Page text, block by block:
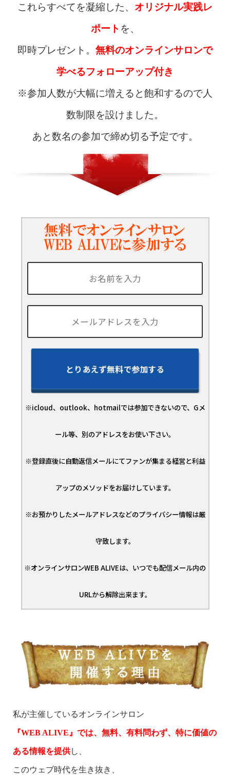
これらすべてを凝縮した、 オリジナル実践レ
ポート を、
即時プレゼント。 無料のオンラインサロンで
学べるフォローアップ付き
※参加人数が大幅に増えると飽和するので人
数制限を設けました。
あと数名の参加で締め切る予定です。
※icloud、outlook、hotmailでは参加できないので、Gメ
ール等、別のアドレスをお使い下さい。
※登録直後に自動返信メールにてファンが集まる経営と利益
アップのメソッドをお届けしています。
※お預かりしたメールアドレスなどのプライバシー情報は厳
守致します。
※オンラインサロンWEB ALIVEは、いつでも配信メール内の
URLから解除出来ます。
私が主催しているオンラインサロン
『WEB ALIVE』では、無料、有料問わず、特に価値の
ある情報を提供し、
このウェブ時代を生き抜き、